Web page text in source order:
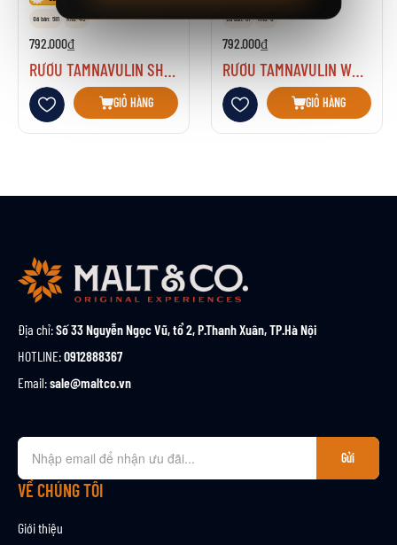
Đã bán: 581 Kho: 40
792.000₫
Thêm vào danh sách yêu thích
GIỎ HÀNG
Đã bán: 37 Kho: 0
792.000₫
RƯỢU TAMNAVULIN WHITE WINE CASK EDITION
Thêm vào danh sách yêu thích
GIỎ HÀNG
Địa chỉ:Số 33 Nguyễn Ngọc Vũ, tổ 2, P.Thanh Xuân, TP.Hà Nội
HOTLINE:0912888367
Email:sale@maltco.vn
Đ
n
k
Gửi
VỀ CHÚNG TÔI
Giới thiệu